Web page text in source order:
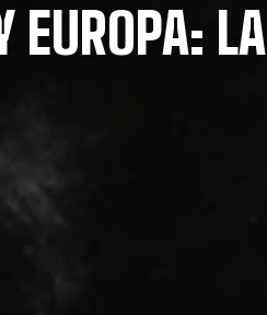
EUROPA: LA